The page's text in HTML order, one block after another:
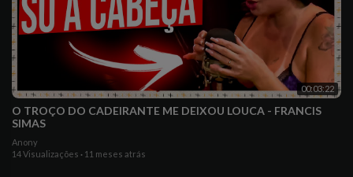
00:03:22
O TROÇO DO CADEIRANTE ME DEIXOU LOUCA - FRANCIS
SIMAS
Anony
14 Visualizações · 11 meses atrás